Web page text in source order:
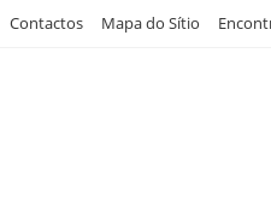
Contactos Mapa do Sítio